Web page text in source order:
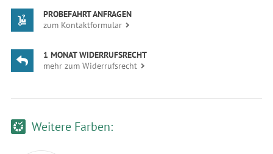
PROBEFAHRT ANFRAGEN
zum Kontaktformular
1 MONAT WIDERRUFSRECHT
mehr zum Widerrufsrecht
Weitere Farben: